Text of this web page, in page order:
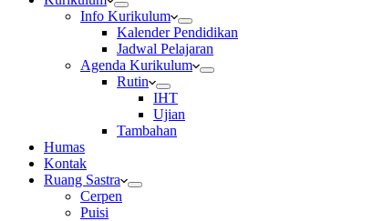
Info Kurikulum
Kalender Pendidikan
Jadwal Pelajaran
Agenda Kurikulum
Rutin
IHT
Ujian
Tambahan
Humas
Kontak
Ruang Sastra
Cerpen
Puisi